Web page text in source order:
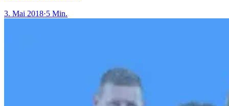
3. Mai 2018·5 Min.